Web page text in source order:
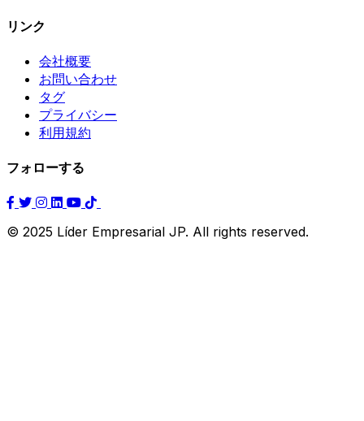
リンク
会社概要
お問い合わせ
タグ
プライバシー
利用規約
フォローする
© 2025 Líder Empresarial JP. All rights reserved.